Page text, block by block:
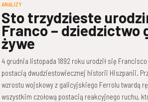
ANALIZY
Sto trzydzieste
Franco – dziedzictwo
żywe
4 grudnia listopada 1892 roku urodził się
postacią dwudziestowiecznej historii Hiszpanii.
wzrostu wojskowy z galicyjskiego Ferrolu twardą
wszystkim czołową postacią reakcyjnego ruchu,